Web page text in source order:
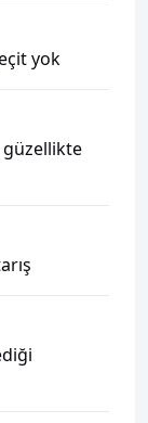
yok
güzellikte